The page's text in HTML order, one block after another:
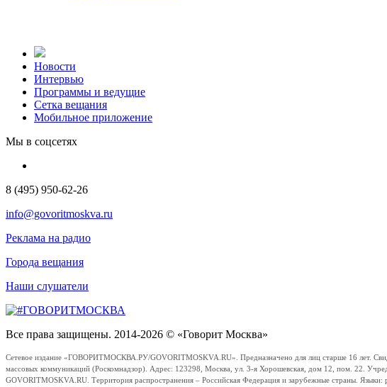
Новости
Интервью
Программы и ведущие
Сетка вещания
Мобильное приложение
Мы в соцсетях
8 (495) 950-62-26
info@govoritmoskva.ru
Реклама на радио
Города вещания
Наши слушатели
Все права защищены. 2014-2026 © «Говорит Москва»
Сетевое издание «ГОВОРИТМОСКВА.РУ/GOVORITMOSKVA.RU». Предназначено для лиц старше 16 лет.
массовых коммуникаций (Роскомнадзор). Адрес: 123298, Москва, ул. 3-я Хорошевская, дом 12, пом. 22.
GOVORITMOSKVA.RU. Территория распространения – Российская Федерация и зарубежные страны.